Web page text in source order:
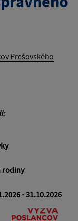
Prešovského
rodiny
- 31.10.2026